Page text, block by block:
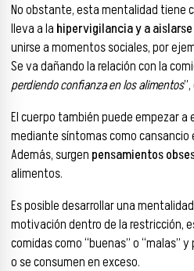
No obstante, esta mentalidad tiene
lleva a la hipervigilancia y a aislarse
unirse a momentos sociales, por
Se va dañando la relación con la
perdiendo confianza en los alimentos
El cuerpo también puede empezar a
mediante síntomas como cansancio
Además, surgen pensamientos
alimentos.
Es posible desarrollar una
motivación dentro de la restricción,
comidas como “buenas” o “malas”
o se consumen en exceso.